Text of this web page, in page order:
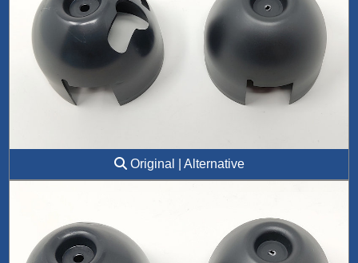
Original | Alternative